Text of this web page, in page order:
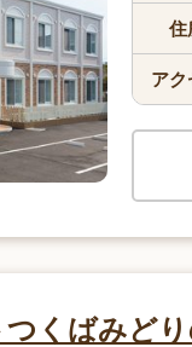
住
アク
くばみど